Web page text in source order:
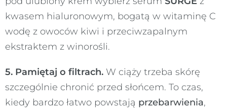
kwasem hialuronowym, bogatą w witaminę C
wodę z owoców kiwi i przeciwzapalnym
ekstraktem z winorośli.
5. Pamiętaj o filtrach. W ciąży trzeba skórę
szczególnie chronić przed słońcem. To czas,
kiedy bardzo łatwo powstają przebarwienia,